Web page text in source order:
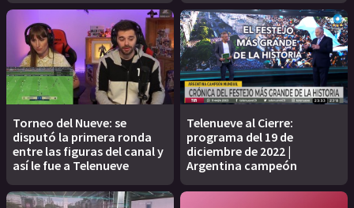
Torneo del Nueve: se
disputó la primera ronda
entre las figuras del canal y
así le fue a Telenueve
Telenueve al Cierre:
programa del 19 de
diciembre de 2022 |
Argentina campeón